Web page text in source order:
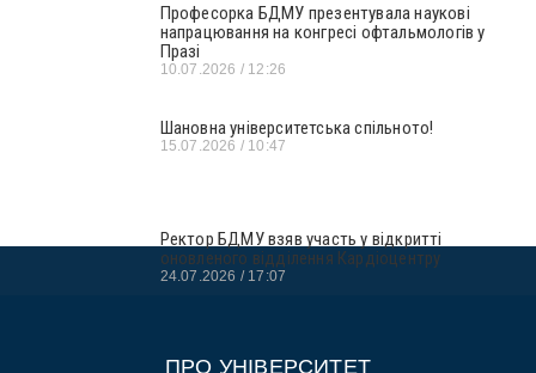
Професорка БДМУ презентувала наукові
напрацювання на конгресі офтальмологів у
Празі
10.07.2026 12:26
Шановна університетська спільното!
15.07.2026 10:47
Ректор БДМУ взяв участь у відкритті
оновленого відділення Кардіоцентру
24.07.2026 17:07
ПРО УНІВЕРСИТЕТ